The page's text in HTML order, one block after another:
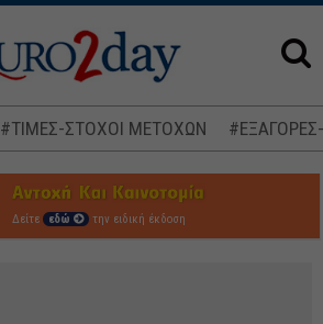
#ΤΙΜΕΣ-ΣΤΟΧΟΙ ΜΕΤΟΧΩΝ
Δείτε εδώ την ειδική έκδοση